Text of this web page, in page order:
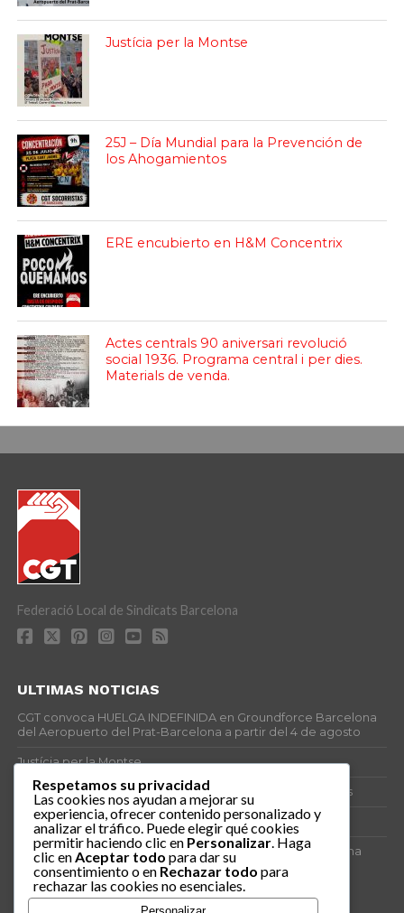
Justícia per la Montse
25J – Día Mundial para la Prevención de
los Ahogamientos
ERE encubierto en H&M Concentrix
Actes centrals 90 aniversari revolució
social 1936. Programa central i per dies.
Materials de venda.
Federació Local de Sindicats Barcelona
ULTIMAS NOTICIAS
CGT convoca HUELGA INDEFINIDA en Groundforce Barcelona
del Aeropuerto del Prat-Barcelona a partir del 4 de agosto
Justícia per la Montse
25J – Día Mundial para la Prevención de los Ahogamientos
ERE encubierto en H&M Concentrix
Actes centrals 90 aniversari revolució social 1936. Programa
central i per dies. Materials de venda.
Respetamos su privacidad
Las cookies nos ayudan a mejorar su
experiencia, ofrecer contenido personalizado y
analizar el tráfico. Puede elegir qué cookies
permitir haciendo clic en Personalizar . Haga
clic en Aceptar todo para dar su
consentimiento o en Rechazar todo para
rechazar las cookies no esenciales.